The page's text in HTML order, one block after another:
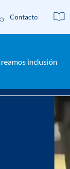
inclusión
Contacto